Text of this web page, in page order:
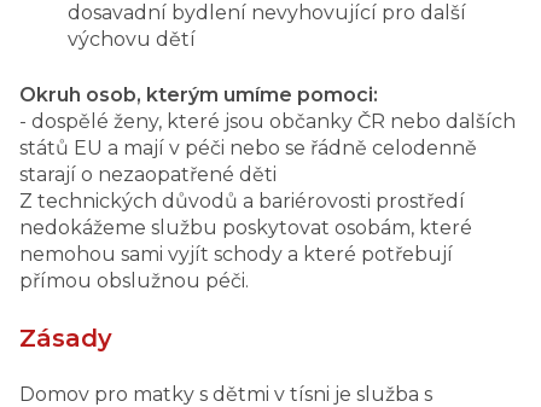
dosavadní bydlení nevyhovující pro další
výchovu dětí
Okruh osob, kterým umíme pomoci:
- dospělé ženy, které jsou občanky ČR nebo dalších
států EU a mají v péči nebo se řádně celodenně
starají o nezaopatřené děti
Z technických důvodů a bariérovosti prostředí
nedokážeme službu poskytovat osobám, které
nemohou sami vyjít schody a které potřebují
přímou obslužnou péči.
Zásady
Domov pro matky s dětmi v tísni je služba s